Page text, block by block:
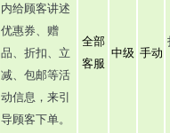
内给顾客讲述
优惠券、赠
品、折扣、立
减、包邮等活
动信息，来引
导顾客下单。
全部
客服
中级 手动